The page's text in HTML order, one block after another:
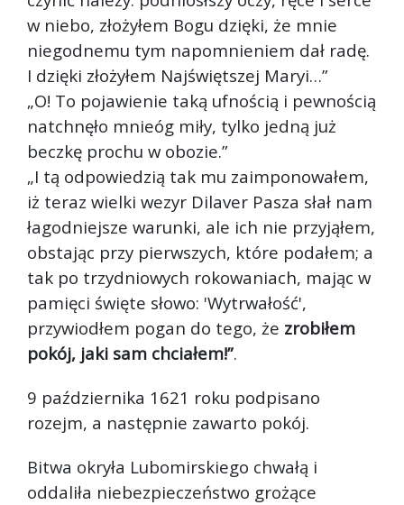
w niebo, złożyłem Bogu dzięki, że mnie
niegodnemu tym napomnieniem dał radę.
I dzięki złożyłem Najświętszej Maryi…”
„O! To pojawienie taką ufnością i pewnością
natchnęło mnieóg miły, tylko jedną już
beczkę prochu w obozie.”
„I tą odpowiedzią tak mu zaimponowałem,
iż teraz wielki wezyr Dilaver Pasza słał nam
łagodniejsze warunki, ale ich nie przyjąłem,
obstając przy pierwszych, które podałem; a
tak po trzydniowych rokowaniach, mając w
pamięci święte słowo: 'Wytrwałość',
przywiodłem pogan do tego, że zrobiłem
pokój, jaki sam chciałem!”.
9 października 1621 roku podpisano
rozejm, a następnie zawarto pokój.
Bitwa okryła Lubomirskiego chwałą i
oddaliła niebezpieczeństwo grożące